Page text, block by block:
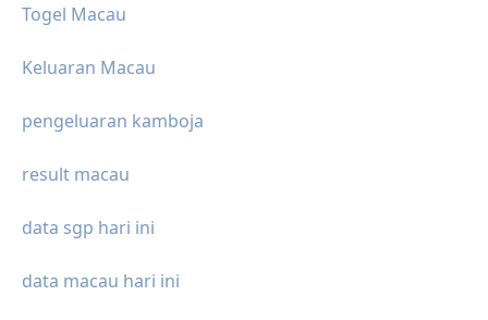
Togel Macau
Keluaran Macau
pengeluaran kamboja
result macau
data sgp hari ini
data macau hari ini